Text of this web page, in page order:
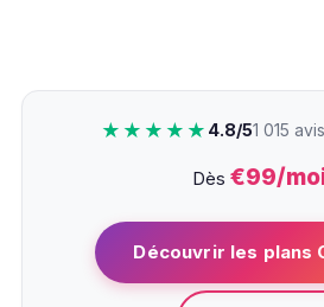
★★★★★ 4.8/51 015
Dès €99/
Découvrir les plans